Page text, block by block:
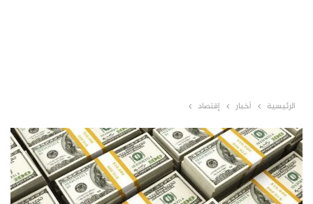
الرئيسية أخبار إقتصاد